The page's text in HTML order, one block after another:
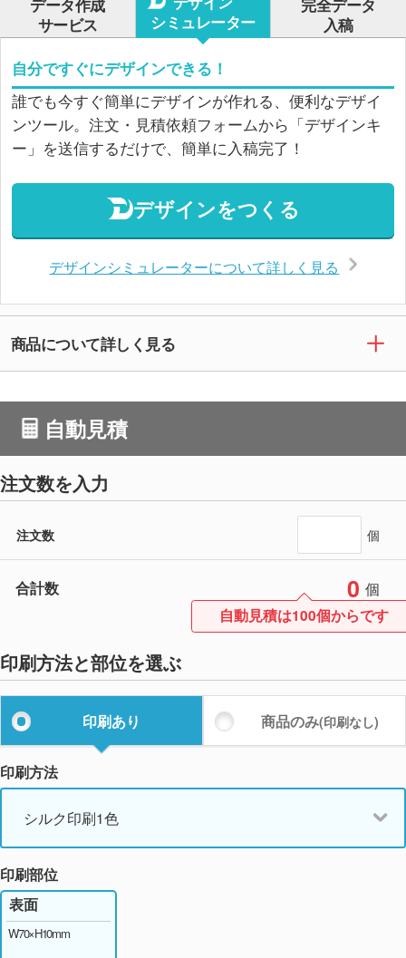
データ作成
サービス
シミュレーター
完全データ
入稿
自分ですぐにデザインできる！
誰でも今すぐ簡単にデザインが作れる、便利なデザイ
ンツール。注文・見積依頼フォームから「デザインキ
ー」を送信するだけで、簡単に入稿完了！
デザインをつくる
デザインシミュレーターについて詳しく見る
商品について詳しく見る
自動見積
注文数を入力
注文数 個
合計数 0 個
自動見積は100個からです
印刷方法と部位を選ぶ
印刷あり 商品のみ(印刷なし)
印刷方法
シルク印刷1色
印刷部位
表面
W70×H10mm